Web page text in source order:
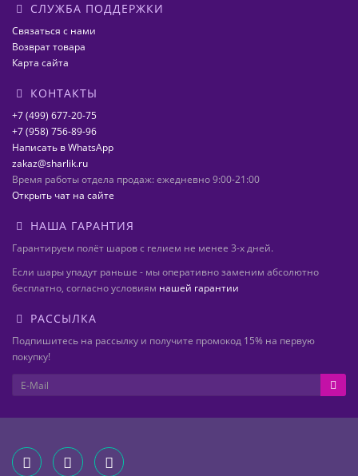
СЛУЖБА ПОДДЕРЖКИ
Связаться с нами
Возврат товара
Карта сайта
КОНТАКТЫ
+7 (499) 677-20-75
+7 (958) 756-89-96
Написать в WhatsApp
zakaz@sharlik.ru
Время работы отдела продаж: ежедневно 9:00-21:00
Открыть чат на сайте
НАША ГАРАНТИЯ
Гарантируем полёт шаров с гелием не менее 3-х дней.
Если шары упадут раньше - мы оперативно заменим абсолютно
бесплатно, согласно условиям нашей гарантии
РАССЫЛКА
Подпишитесь на рассылку и получите промокод 15% на первую
покупку!